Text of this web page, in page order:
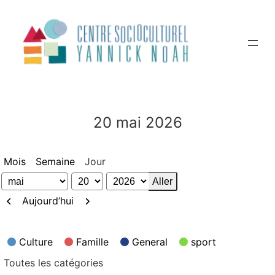
contenu
20 mai 2026
Mois Semaine Jour
Mois
Jour
Année
Précédent
Aujourd’hui Suivant
Catégories
Culture Famille General
sport
Toutes les catégories